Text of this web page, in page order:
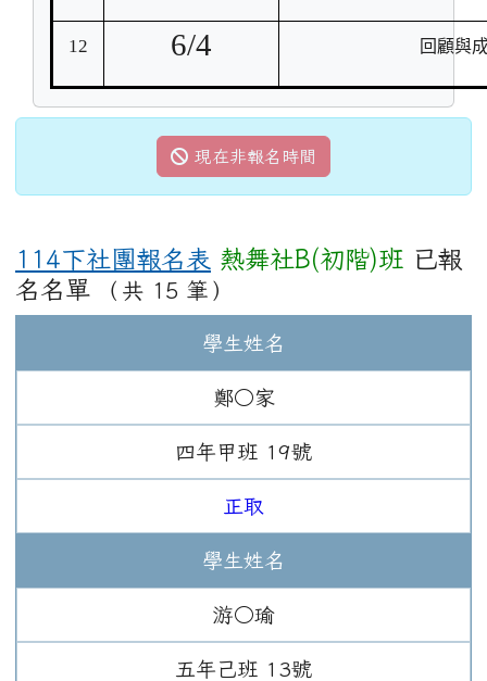
12 6/4 回顧與
現在非報名時間
114下社團報名表 熱舞社B(初階)班 已報
名名單
（共 15 筆）
學生姓名
鄭○家
四年 甲班 19號
正取
學生姓名
游○瑜
五年 己班 13號